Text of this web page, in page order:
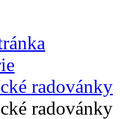
radovánky
radovánky